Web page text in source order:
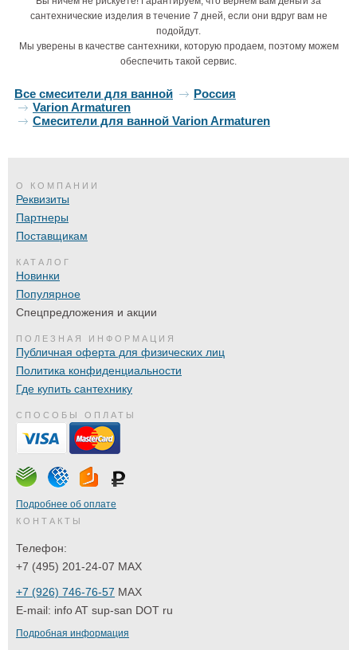
сантехнические изделия в течение 7 дней, если они вдруг вам не
подойдут.
Мы уверены в качестве сантехники, которую продаем, поэтому можем
обеспечить такой сервис.
Все смесители для ванной
Россия
Varion Armaturen
Смесители для ванной Varion Armaturen
О КОМПАНИИ
Реквизиты
Партнеры
Поставщикам
КАТАЛОГ
Новинки
Популярное
Спецпредложения и акции
ПОЛЕЗНАЯ ИНФОРМАЦИЯ
Публичная оферта для физических лиц
Политика конфиденциальности
Где купить сантехнику
СПОСОБЫ ОПЛАТЫ
Подробнее об оплате
КОНТАКТЫ
Телефон:
+7 (495) 201-24-07 MAX
+7 (926) 746-76-57 MAX
E-mail: info AT sup-san DOT ru
Подробная информация